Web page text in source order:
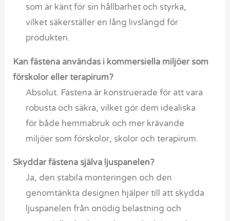
som är känt för sin hållbarhet och styrka,
vilket säkerställer en lång livslängd för
produkten.
Kan fästena användas i kommersiella miljöer som
förskolor eller terapirum?
Absolut. Fästena är konstruerade för att vara
robusta och säkra, vilket gör dem idealiska
för både hemmabruk och mer krävande
miljöer som förskolor, skolor och terapirum.
Skyddar fästena själva ljuspanelen?
Ja, den stabila monteringen och den
genomtänkta designen hjälper till att skydda
ljuspanelen från onödig belastning och